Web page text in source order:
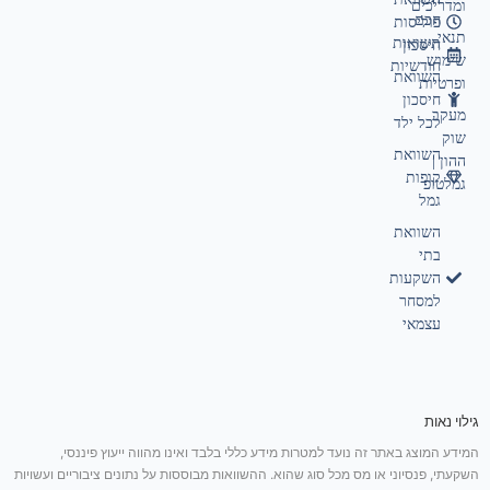
פוליסות
חיסכון
השוואת
חיסכון
לכל ילד
השוואת
קופות
גמל
השוואת
בתי
השקעות
למסחר
עצמאי
ומדריכים
תנאי
שימוש
ופרטיות
מעקב
שוק
ההון |
גמלטופ
חכם
תשואות
חודשיות
גילוי נאות
המידע המוצג באתר זה נועד למטרות מידע כללי בלבד ואינו מהווה ייעוץ פיננסי,
השקעתי, פנסיוני או מס מכל סוג שהוא. ההשוואות מבוססות על נתונים ציבוריים ועשויות